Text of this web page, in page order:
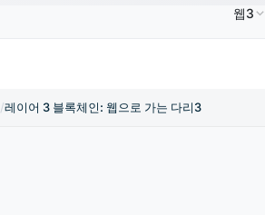
US$586.64
웹3
/레이어 3 블록체인: 웹으로 가는 다리3